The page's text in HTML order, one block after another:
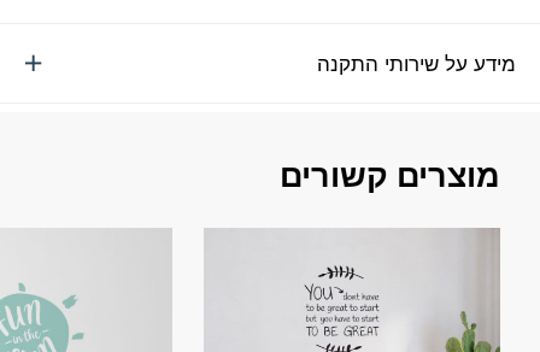
מידע על שירותי התקנה
מוצרים קשורים